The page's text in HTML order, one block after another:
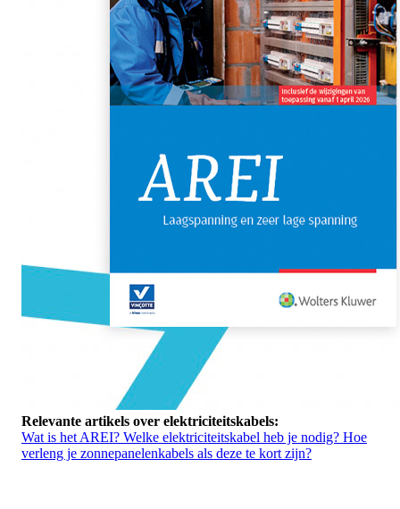
Relevante artikels over elektriciteitskabels:
Wat is het AREI? Welke elektriciteitskabel heb je nodig? Hoe
verleng je zonnepanelenkabels als deze te kort zijn?